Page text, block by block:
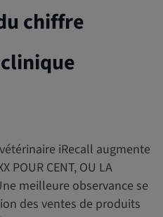
chiffre
iRecall augmente
POUR CENT, OU LA
meilleure observance se
des ventes de produits